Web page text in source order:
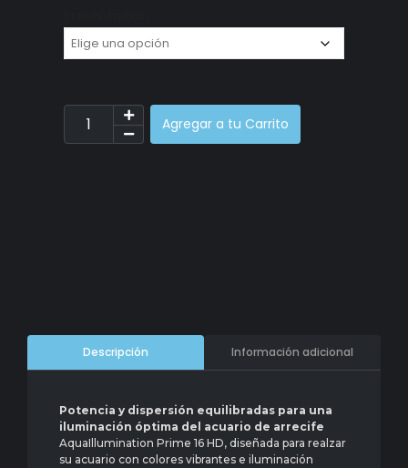
Agregar a tu Carrito
Descripción Información adicional
Potencia y dispersión equilibradas para una
iluminación óptima del acuario de arrecife
AquaIllumination Prime 16 HD, diseñada para realzar
su acuario con colores vibrantes e iluminación